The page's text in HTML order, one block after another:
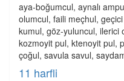
aya-boğumcul, aynalı
olumcul, faili meçhul,
kumul, göz-yuluncul, ilerici
kozmoyit pul, ktenoyit pul,
çoğul, savula savul,
11 harfli